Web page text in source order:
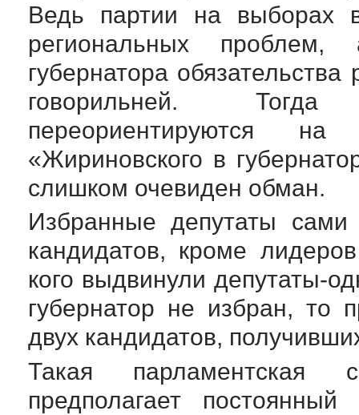
Ведь партии на выборах
региональных
губернатора
говорильней.
переориентируются
«Жириновского в
слишком очевиден обман.
Избранные депутаты
кандидатов, кроме
кого выдвинули депутаты-
губернатор не избран, то
двух кандидатов,
Такая парламентская
предполагает